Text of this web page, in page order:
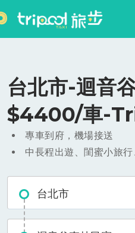
台北市-迴音
$4400/車-
專車到府，機場接送
中長程出遊、閨蜜小旅
台北市